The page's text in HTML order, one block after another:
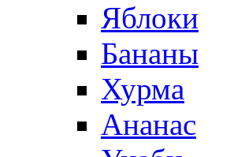
Яблоки
Бананы
Хурма
Ананас